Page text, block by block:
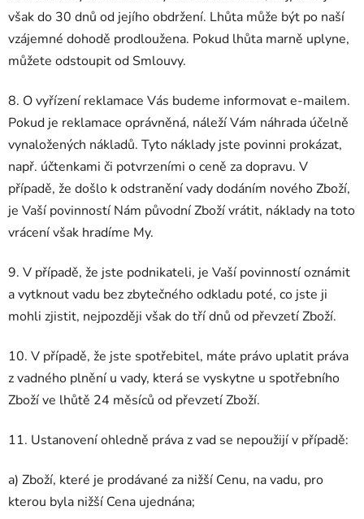
však do 30 dnů od jejího obdržení. Lhůta může být po naší
vzájemné dohodě prodloužena. Pokud lhůta marně uplyne,
můžete odstoupit od Smlouvy.
8. O vyřízení reklamace Vás budeme informovat e-mailem.
Pokud je reklamace oprávněná, náleží Vám náhrada účelně
vynaložených nákladů. Tyto náklady jste povinni prokázat,
např. účtenkami či potvrzeními o ceně za dopravu. V
případě, že došlo k odstranění vady dodáním nového Zboží,
je Vaší povinností Nám původní Zboží vrátit, náklady na toto
vrácení však hradíme My.
9. V případě, že jste podnikateli, je Vaší povinností oznámit
a vytknout vadu bez zbytečného odkladu poté, co jste ji
mohli zjistit, nejpozději však do tří dnů od převzetí Zboží.
10. V případě, že jste spotřebitel, máte právo uplatit práva
z vadného plnění u vady, která se vyskytne u spotřebního
Zboží ve lhůtě 24 měsíců od převzetí Zboží.
11. Ustanovení ohledně práva z vad se nepoužijí v případě:
a) Zboží, které je prodávané za nižší Cenu, na vadu, pro
kterou byla nižší Cena ujednána;